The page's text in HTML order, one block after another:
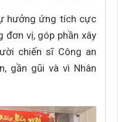
hưởng ứng tích cực
đơn vị, góp phần xây
chiến sĩ Công an
gần gũi và vì Nhân